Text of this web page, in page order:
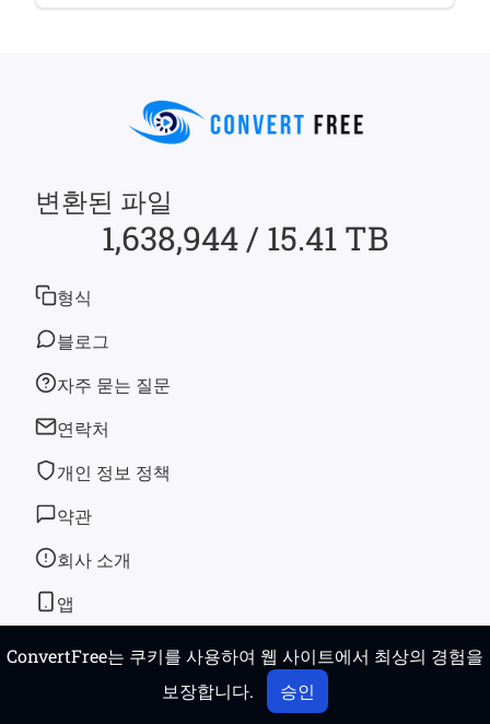
ConvertFree는 쿠키를 사용하여 웹 사이트에서 최상의 경험을
보장합니다.
승인
변환된 파일
1,638,944 / 15.41 TB
형식
블로그
자주 묻는 질문
연락처
개인 정보 정책
약관
회사 소개
앱
convertfree.com 모든 권한 보유